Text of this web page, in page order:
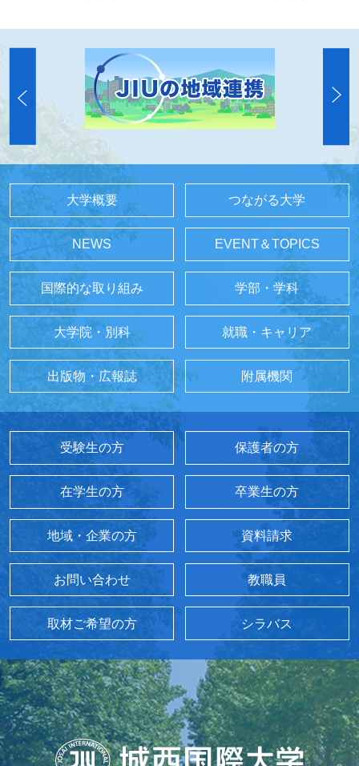
大学概要 つながる大学
NEWS EVENT＆TOPICS
国際的な取り組み 学部・学科
大学院・別科 就職・キャリア
出版物・広報誌 附属機関
受験生の方 保護者の方
在学生の方 卒業生の方
地域・企業の方 資料請求
お問い合わせ 教職員
取材ご希望の方 シラバス